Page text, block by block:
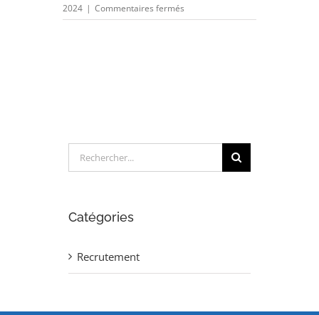
2024 | Commentaires fermés
TECHNICIEN/INGENIEUR
Rechercher:
Catégories
Recrutement